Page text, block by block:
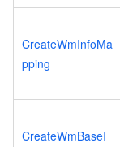
CreateWmInfoMa
pping
CreateWmBaseI